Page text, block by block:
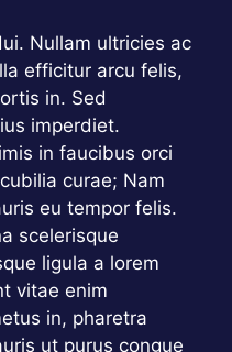
Nullam ultricies ac
efficitur arcu felis,
in. Sed
imperdiet.
in faucibus orci
curae; Nam
eu tempor felis.
scelerisque
ligula a lorem
vitae enim
in, pharetra
ut purus congue